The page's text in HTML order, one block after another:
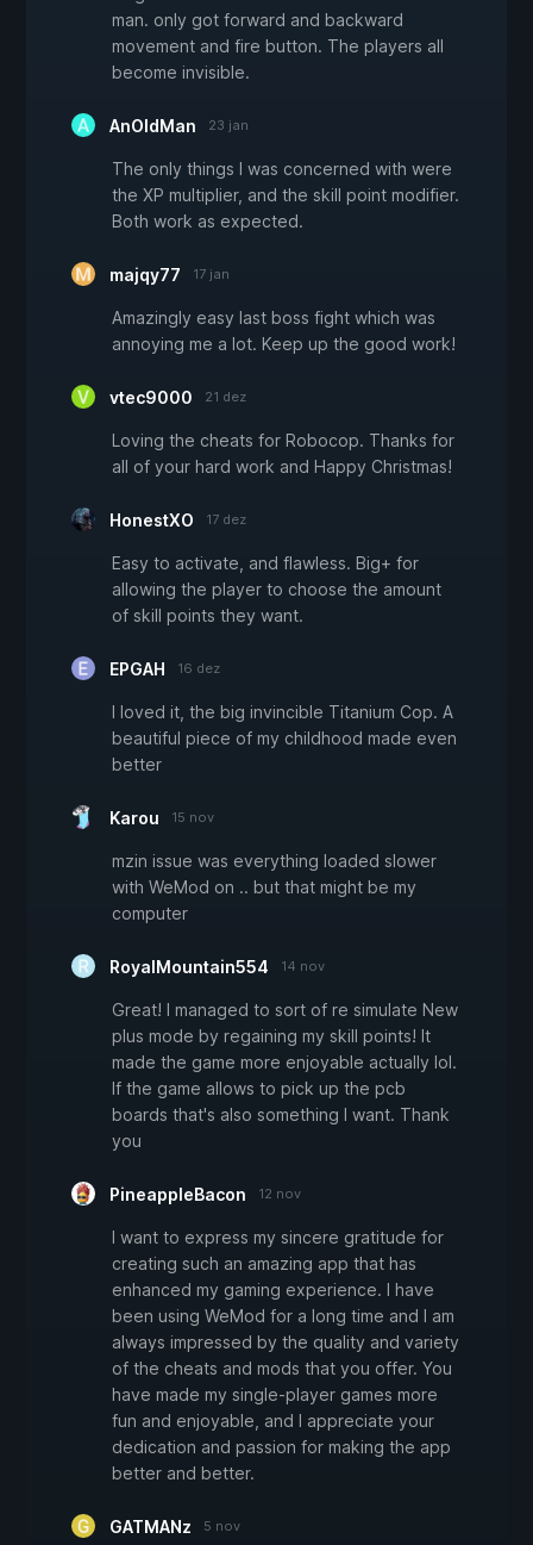
man. only got forward and backward
movement and fire button. The players all
become invisible.
AnOldMan 23 jan
The only things I was concerned with were
the XP multiplier, and the skill point modifier.
Both work as expected.
majqy77 17 jan
Amazingly easy last boss fight which was
annoying me a lot. Keep up the good work!
vtec9000 21 dez
Loving the cheats for Robocop. Thanks for
all of your hard work and Happy Christmas!
HonestXO 17 dez
Easy to activate, and flawless. Big+ for
allowing the player to choose the amount
of skill points they want.
EPGAH 16 dez
I loved it, the big invincible Titanium Cop. A
beautiful piece of my childhood made even
better
Karou 15 nov
mzin issue was everything loaded slower
with WeMod on .. but that might be my
computer
RoyalMountain554 14 nov
Great! I managed to sort of re simulate New
plus mode by regaining my skill points! It
made the game more enjoyable actually lol.
If the game allows to pick up the pcb
boards that's also something I want. Thank
you
PineappleBacon 12 nov
I want to express my sincere gratitude for
creating such an amazing app that has
enhanced my gaming experience. I have
been using WeMod for a long time and I am
always impressed by the quality and variety
of the cheats and mods that you offer. You
have made my single-player games more
fun and enjoyable, and I appreciate your
dedication and passion for making the app
better and better.
GATMANz 5 nov